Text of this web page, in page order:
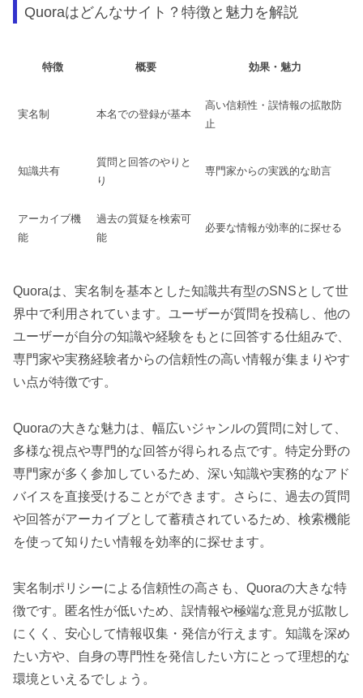
Quoraはどんなサイト？特徴と魅力を解説
特徴 概要 効果・魅力
実名制 本名での登録が基本
高い信頼性・誤情報の拡散防
止
知識共有
質問と回答のやりと
り
専門家からの実践的な助言
アーカイブ機
能
過去の質疑を検索可
能
必要な情報が効率的に探せる
Quoraは、実名制を基本とした知識共有型のSNSとして世
界中で利用されています。ユーザーが質問を投稿し、他の
ユーザーが自分の知識や経験をもとに回答する仕組みで、
専門家や実務経験者からの信頼性の高い情報が集まりやす
い点が特徴です。
Quoraの大きな魅力は、幅広いジャンルの質問に対して、
多様な視点や専門的な回答が得られる点です。特定分野の
専門家が多く参加しているため、深い知識や実務的なアド
バイスを直接受けることができます。さらに、過去の質問
や回答がアーカイブとして蓄積されているため、検索機能
を使って知りたい情報を効率的に探せます。
実名制ポリシーによる信頼性の高さも、Quoraの大きな特
徴です。匿名性が低いため、誤情報や極端な意見が拡散し
にくく、安心して情報収集・発信が行えます。知識を深め
たい方や、自身の専門性を発信したい方にとって理想的な
環境といえるでしょう。